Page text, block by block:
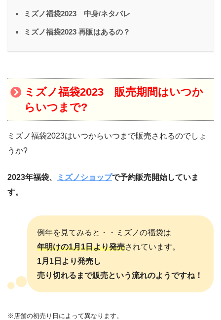
ミズノ福袋2023 中身/ネタバレ
ミズノ福袋2023 再販はあるの？
ミズノ福袋2023 販売期間はいつか
らいつまで?
ミズノ福袋2023はいつからいつまで販売されるのでしょ
うか?
2023年福袋、 ミズノショップで予約販売開始していま
す。
例年を見てみると・・ミズノの福袋は
年明けの1月1日より発売されています。
1月1日より発売し
売り切れるまで販売という流れのようですね！
※店舗の初売り日によって異なります。